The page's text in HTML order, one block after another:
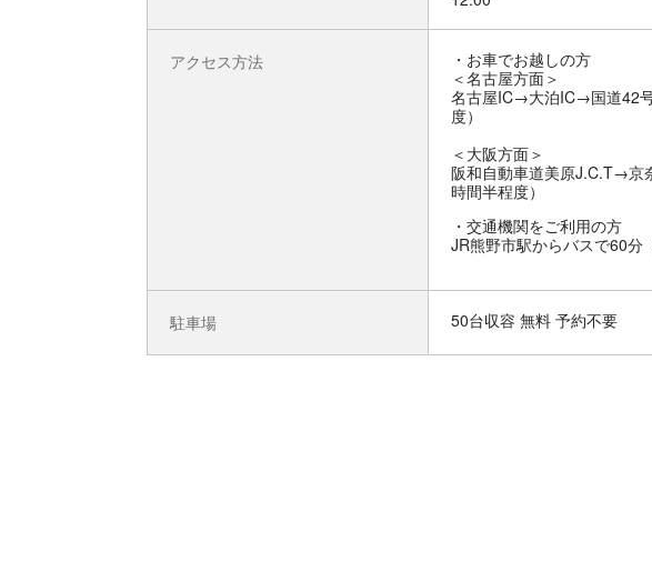
アクセス方法
お車でお越しの方
＜名古屋方面＞
名古屋IC→大泊IC→国道42
度）
＜大阪方面＞
阪和自動車道美原J.C.T→
時間半程度）
交通機関をご利用の方
JR熊野市駅からバスで60分
駐車場 50台収容 無料 予約不要